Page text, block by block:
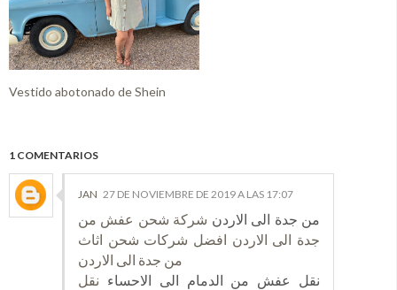
Vestido abotonado de Shein
1 COMENTARIOS
JAN 27 DE NOVIEMBRE DE 2019 A LAS 17:07
من جدة الى الاردن شركة شحن عفش من
جدة الى الاردن افضل شركات شحن اثاث
من جدة الى الاردن
نقل عفش من الدمام الى الاحساء نقل